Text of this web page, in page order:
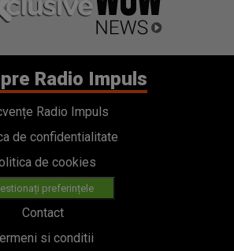
Radio Impuls
Radio Impuls
de confidentialitate
de cookies
preferințele
Contact
si conditii